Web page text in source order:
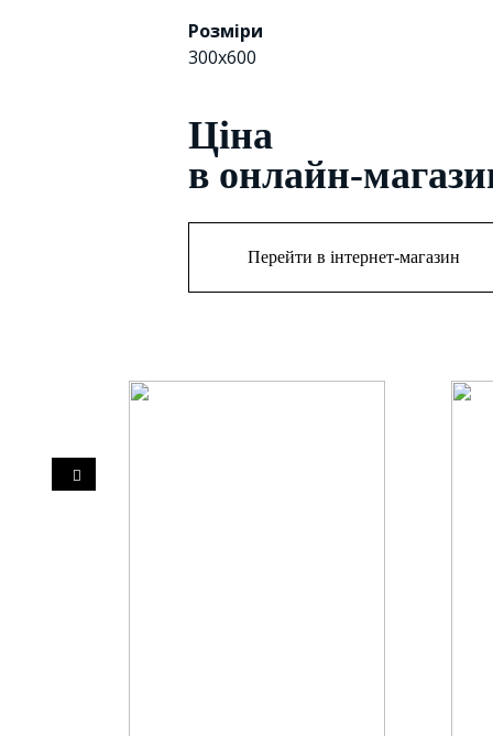
Розміри
300x600
Цiна
в онлайн-
Перейти в інтернет-магазин